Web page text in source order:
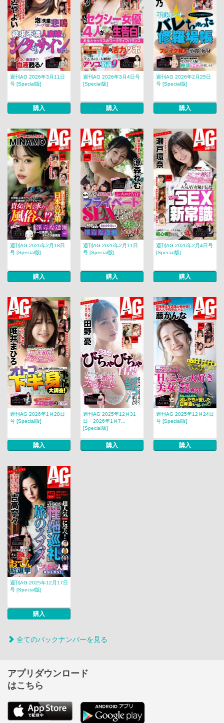
週刊AG 2026年3月11日
号 [Special版]
購入
週刊AG 2026年3月4日号
[Special版]
購入
週刊AG 2026年2月25日
号 [Special版]
購入
週刊AG 2026年2月18日
号 [Special版]
購入
週刊AG 2026年2月11日
号 [Special版]
購入
週刊AG 2026年2月4日号
[Special版]
購入
週刊AG 2026年1月28日
号 [Special版]
購入
週刊AG 2025年12月31
日・2026年1月7...
[Special版]
購入
週刊AG 2025年12月24日
号 [Special版]
購入
週刊AG 2025年12月17日
号 [Special版]
購入
全てのバックナンバーを見る
アプリダウンロード
はこちら